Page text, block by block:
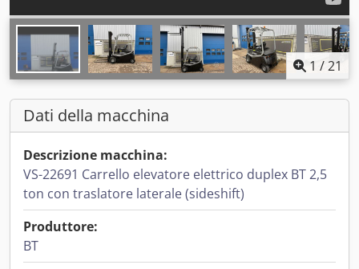
1 /21
Dati della macchina
Descrizione macchina:
VS-22691 Carrello elevatore elettrico duplex BT 2,5
ton con traslatore laterale (sideshift)
Produttore:
BT